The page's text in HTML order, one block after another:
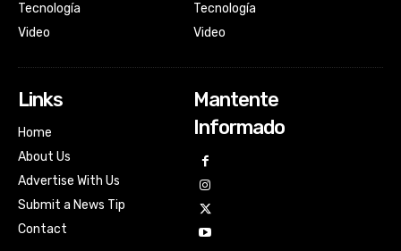
Tecnología
Video
Tecnología
Video
Links
Home
About Us
Advertise With Us
Submit a News Tip
Contact
Mantente
Informado